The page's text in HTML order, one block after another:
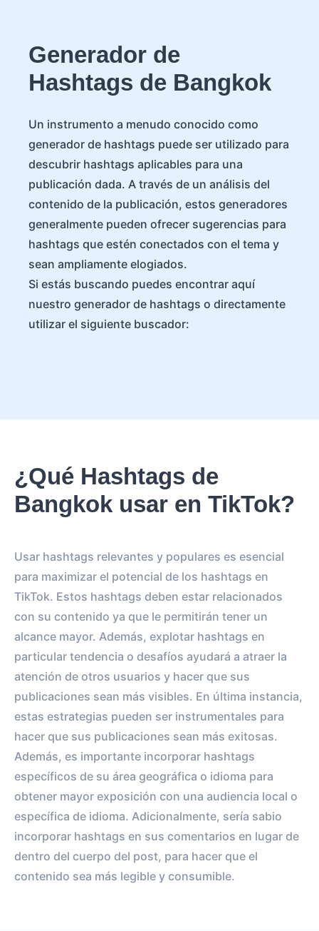
Generador de
Hashtags de Bangkok
Un instrumento a menudo conocido como
generador de hashtags puede ser utilizado para
descubrir hashtags aplicables para una
publicación dada. A través de un análisis del
contenido de la publicación, estos generadores
generalmente pueden ofrecer sugerencias para
hashtags que estén conectados con el tema y
sean ampliamente elogiados.
Si estás buscando puedes encontrar aquí
nuestro generador de hashtags o directamente
utilizar el siguiente buscador:
¿Qué Hashtags de
Bangkok usar en TikTok?
Usar hashtags relevantes y populares es esencial
para maximizar el potencial de los hashtags en
TikTok. Estos hashtags deben estar relacionados
con su contenido ya que le permitirán tener un
alcance mayor. Además, explotar hashtags en
particular tendencia o desafíos ayudará a atraer la
atención de otros usuarios y hacer que sus
publicaciones sean más visibles. En última instancia,
estas estrategias pueden ser instrumentales para
hacer que sus publicaciones sean más exitosas.
Además, es importante incorporar hashtags
específicos de su área geográfica o idioma para
obtener mayor exposición con una audiencia local o
específica de idioma. Adicionalmente, sería sabio
incorporar hashtags en sus comentarios en lugar de
dentro del cuerpo del post, para hacer que el
contenido sea más legible y consumible.